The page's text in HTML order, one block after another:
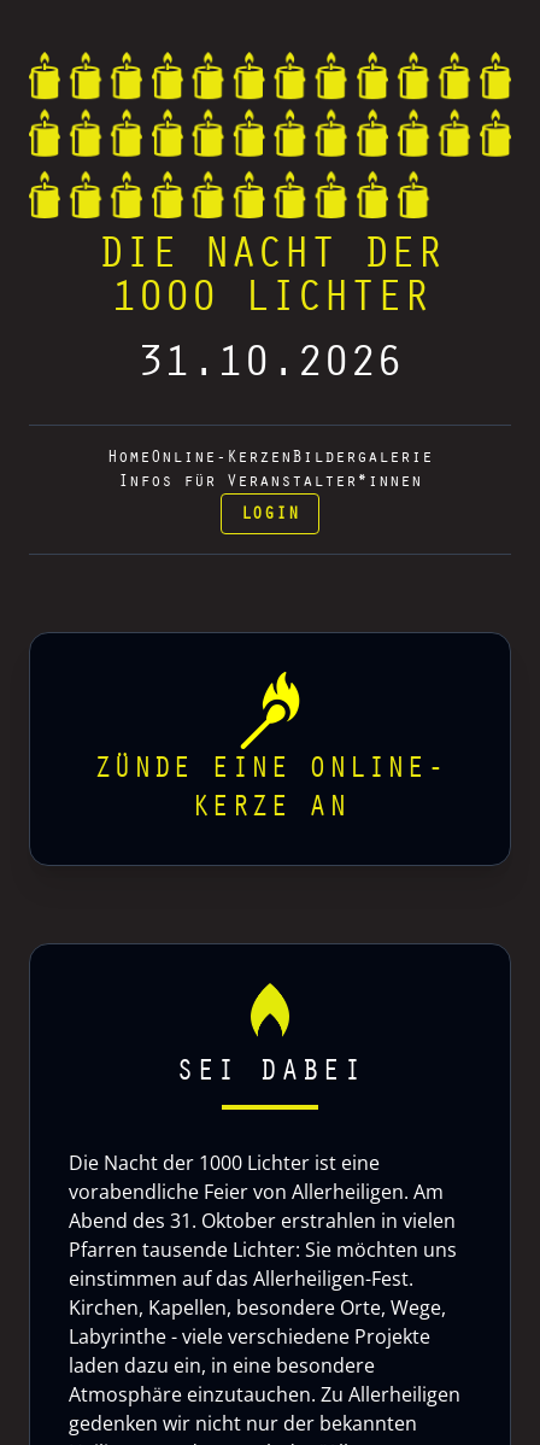
DIE NACHT DER
1000 LICHTER
31.10.2026
Home Online-Kerzen Bildergalerie
Infos für Veranstalter*innen
LOGIN
ZÜNDE EINE ONLINE-
KERZE AN
SEI DABEI
Die Nacht der 1000 Lichter ist eine
vorabendliche Feier von Allerheiligen. Am
Abend des 31. Oktober erstrahlen in vielen
Pfarren tausende Lichter: Sie möchten uns
einstimmen auf das Allerheiligen-Fest.
Kirchen, Kapellen, besondere Orte, Wege,
Labyrinthe - viele verschiedene Projekte
laden dazu ein, in eine besondere
Atmosphäre einzutauchen. Zu Allerheiligen
gedenken wir nicht nur der bekannten